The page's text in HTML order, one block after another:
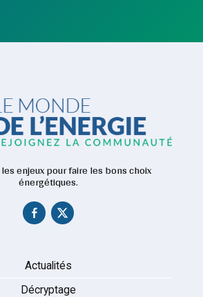
enjeux pour faire les bons choix
énergétiques.
Actualités
Décryptage